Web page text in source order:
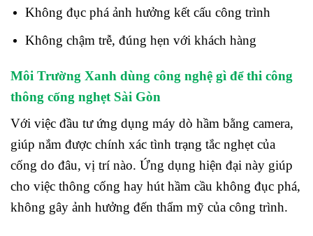
Không đục phá ảnh hưởng kết cấu công trình
Không chậm trễ, đúng hẹn với khách hàng
Môi Trường Xanh dùng công nghệ gì để thi công
thông cống nghẹt Sài Gòn
Với việc đầu tư ứng dụng máy dò hầm bằng camera,
giúp nắm được chính xác tình trạng tắc nghẹt của
cống do đâu, vị trí nào. Ứng dụng hiện đại này giúp
cho việc thông cống hay hút hầm cầu không đục phá,
không gây ảnh hưởng đến thẩm mỹ của công trình.